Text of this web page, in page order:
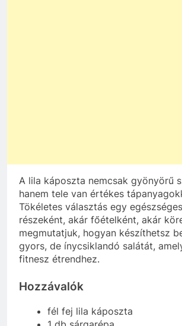
A lila káposzta nemcsak gyönyörű
hanem tele van értékes
Tökéletes választás egy
részeként, akár főételként, akár
megmutatjuk, hogyan készíthetsz
gyors, de ínycsiklandó salátát,
fitnesz étrendhez.
Hozzávalók
fél fej lila káposzta